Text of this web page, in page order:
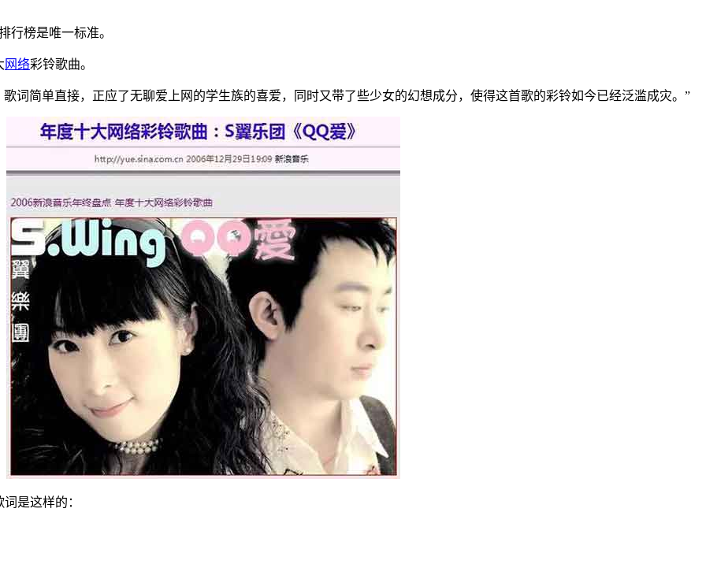
行榜是唯一标准。
网络彩铃歌曲。
词简单直接，正应了无聊爱上网的学生族的喜爱，同时又带了些少女的幻想成分，使得这首歌的彩铃如今已经泛滥成灾。”
是这样的：